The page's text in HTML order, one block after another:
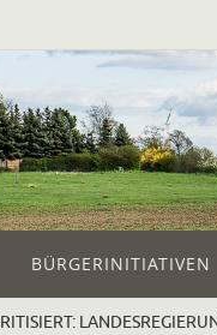
BÜRGERINITIATIVEN